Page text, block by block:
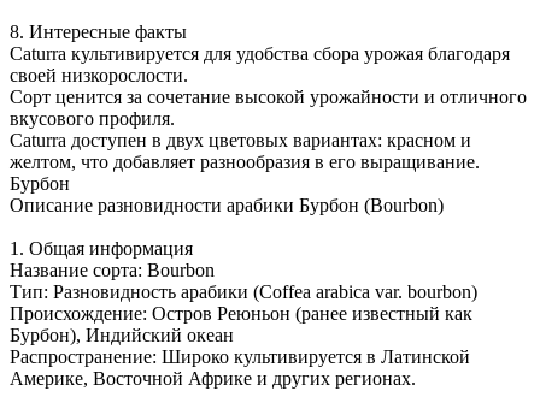
8. Интересные факты
Caturra культивируется для удобства сбора урожая благодаря
своей низкорослости.
Сорт ценится за сочетание высокой урожайности и отличного
вкусового профиля.
Caturra доступен в двух цветовых вариантах: красном и
желтом, что добавляет разнообразия в его выращивание.
Бурбон
Описание разновидности арабики Бурбон (Bourbon)
1. Общая информация
Название сорта: Bourbon
Тип: Разновидность арабики (Coffea arabica var. bourbon)
Происхождение: Остров Реюньон (ранее известный как
Бурбон), Индийский океан
Распространение: Широко культивируется в Латинской
Америке, Восточной Африке и других регионах.